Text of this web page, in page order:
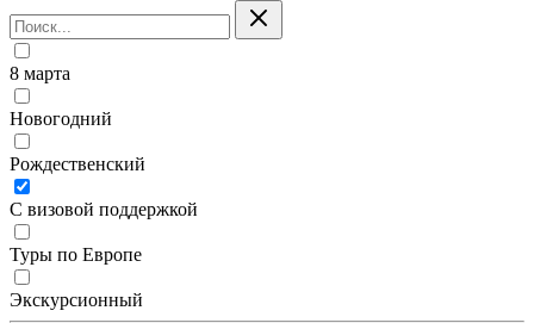
8 марта
Новогодний
Рождественский
С визовой поддержкой
Туры по Европе
Экскурсионный